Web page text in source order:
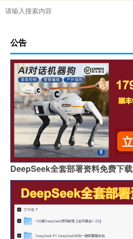
公告
DeepSeek全套部署资料免费下载